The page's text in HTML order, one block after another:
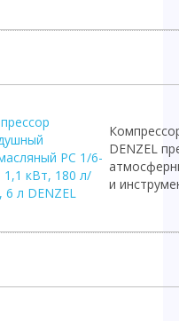
РС 1/6-
1,1 кВт, 180 л/
6 л DENZEL
DENZEL
и